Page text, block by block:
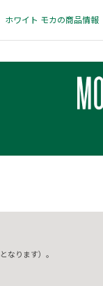
ホワイト モカの商品情報
なります）。